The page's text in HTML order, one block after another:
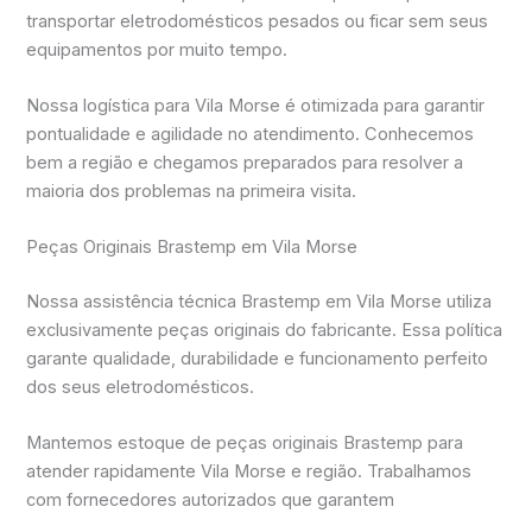
transportar eletrodomésticos pesados ou ficar sem seus
equipamentos por muito tempo.
Nossa logística para Vila Morse é otimizada para garantir
pontualidade e agilidade no atendimento. Conhecemos
bem a região e chegamos preparados para resolver a
maioria dos problemas na primeira visita.
Peças Originais Brastemp em Vila Morse
Nossa assistência técnica Brastemp em Vila Morse utiliza
exclusivamente peças originais do fabricante. Essa política
garante qualidade, durabilidade e funcionamento perfeito
dos seus eletrodomésticos.
Mantemos estoque de peças originais Brastemp para
atender rapidamente Vila Morse e região. Trabalhamos
com fornecedores autorizados que garantem